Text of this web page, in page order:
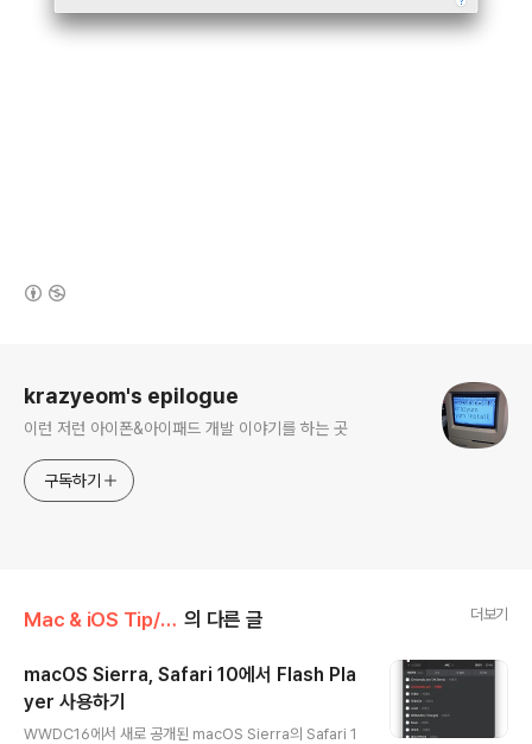
krazyeom's epilogue
이런 저런 아이폰&아이패드 개발 이야기를 하는 곳
구독하기
Mac & iOS Tip/Mac Tip 의 다른 글 더보기
macOS Sierra, Safari 10에서 Flash Pla
yer 사용하기
WWDC16에서 새로 공개된 macOS Sierra의 Safari 1